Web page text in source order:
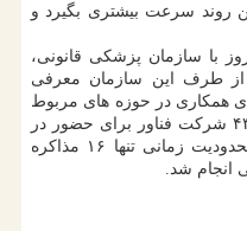
روند سرعت بیشتری بگیرد و
با سازمان پزشکی قانونی،
در این رویداد ۲۹ نیاز از طرف این سازمان معرفی
۲۰۰ شرکت برای همکاری در حوزه های مربوط
اعلام آمادگی کردند که از این تعداد ۴۳ شرکت فناور برای حضور در
این رویداد انتخاب شدند. به سبب محدودیت زمانی تنها ۱۶ مذاکره
انجام شد.